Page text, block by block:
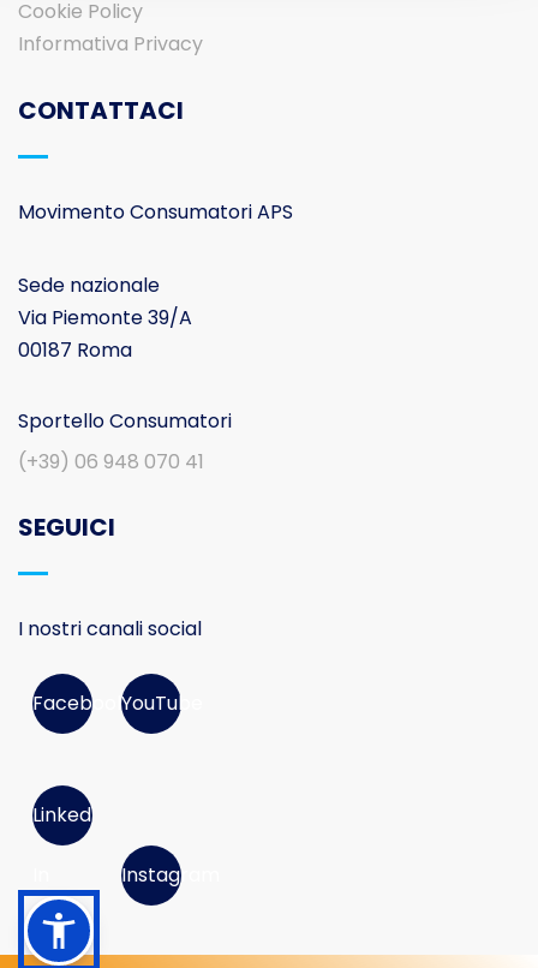
Cookie Policy
Informativa Privacy
CONTATTACI
Movimento Consumatori APS
Sede nazionale
Via Piemonte 39/A
00187 Roma
Sportello Consumatori
(+39) 06 948 070 41
SEGUICI
I nostri canali social
FacebookYouTube
Linked
Instagram